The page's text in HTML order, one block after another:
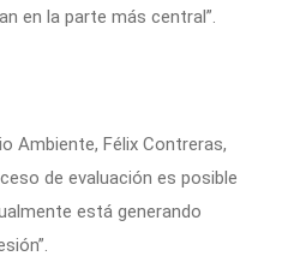
en la parte más central”.
Ambiente, Félix Contreras,
de evaluación es posible
está generando